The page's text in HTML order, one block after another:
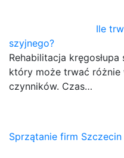
Ile
szyjnego?
Rehabilitacja
który może trwać różnie
czynników. Czas…
Nawigacja
Sprzątanie firm Szczecin